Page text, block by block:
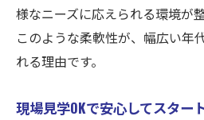
様なニーズに応えられる環境が
このような柔軟性が、幅広い年
れる理由です。
現場見学OKで安心してスター